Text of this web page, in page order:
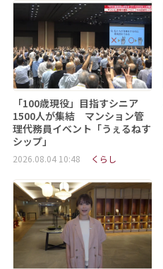
「100歳現役」目指すシニア
1500人が集結 マンション管
理代務員イベント「うぇるねす
シップ」
2026.08.04 10:48 くらし